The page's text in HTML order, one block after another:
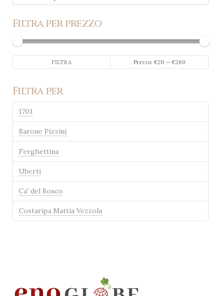
Filtra per prezzo
Min
Max
FILTRA Prezzo: €20 — €260
Filtra per
1701
Barone Pizzini
Ferghettina
Uberti
Ca' del Bosco
Costaripa Mattia Vezzola